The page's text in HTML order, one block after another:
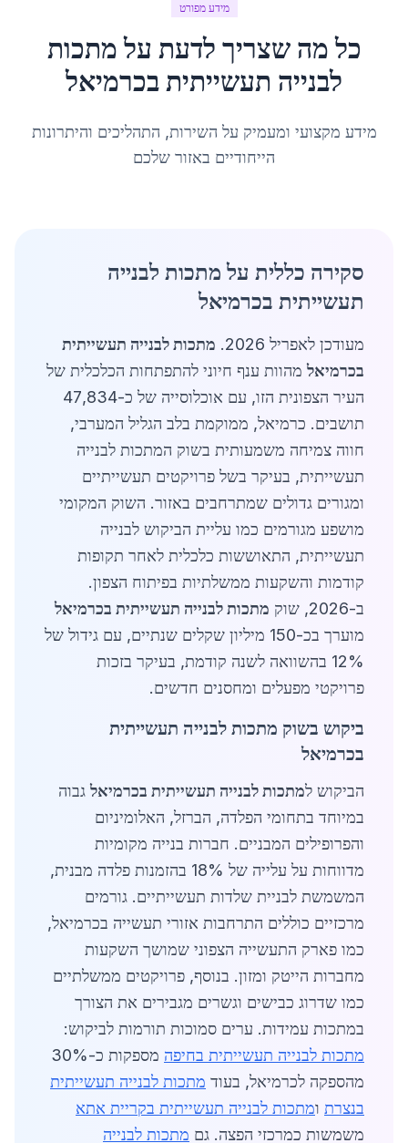
מידע מפורט
כל מה שצריך לדעת עלמתכות
לבנייה תעשייתית בכרמיאל
מידע מקצועי ומעמיק על השירות, התהליכים והיתרונות
הייחודיים באזור שלכם
סקירה כללית על מתכות לבנייה
תעשייתית בכרמיאל
מעודכן לאפריל 2026.
מתכות לבנייה תעשייתית
בכרמיאלמהוות ענף חיוני להתפתחות הכלכלית של
העיר הצפונית הזו, עם אוכלוסייה של כ-47,834
תושבים. כרמיאל, ממוקמת בלב הגליל המערבי,
חווה צמיחה משמעותית בשוק המתכות לבנייה
תעשייתית, בעיקר בשל פרויקטים תעשייתיים
ומגורים גדולים שמתרחבים באזור. השוק המקומי
מושפע מגורמים כמו עליית הביקוש לבנייה
תעשייתית, התאוששות כלכלית לאחר תקופות
קודמות והשקעות ממשלתיות בפיתוח הצפון.
ב-2026, שוק
מתכות לבנייה תעשייתית בכרמיאל
מוערך בכ-150 מיליון שקלים שנתיים, עם גידול של
12% בהשוואה לשנה קודמת, בעיקר בזכות
פרויקטי מפעלים ומחסנים חדשים.
ביקוש בשוק מתכות לבנייה תעשייתית
בכרמיאל
הביקוש למתכות לבנייה תעשייתית בכרמיאלגבוה
במיוחד בתחומי הפלדה, הברזל, האלומיניום
והפרופילים המבניים. חברות בנייה מקומיות
מדווחות על עלייה של 18% בהזמנות פלדה מבנית,
המשמשת לבניית שלדות תעשייתיים. גורמים
מרכזיים כוללים התרחבות אזורי תעשייה בכרמיאל,
כמו פארק התעשייה הצפוני שמושך השקעות
מחברות הייטק ומזון. בנוסף, פרויקטים ממשלתיים
כמו שדרוג כבישים וגשרים מגבירים את הצורך
במתכות עמידות. ערים סמוכות תורמות לביקוש:
מתכות לבנייה תעשייתית בחיפה
מספקות כ-30%
מהספקה לכרמיאל, בעוד מתכות לבנייה תעשייתית
בנצרת ומתכות לבנייה תעשייתית בקריית אתא
משמשות כמרכזי הפצה. גם מתכות לבנייה